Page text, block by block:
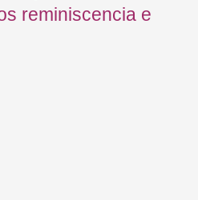
reminiscencia e